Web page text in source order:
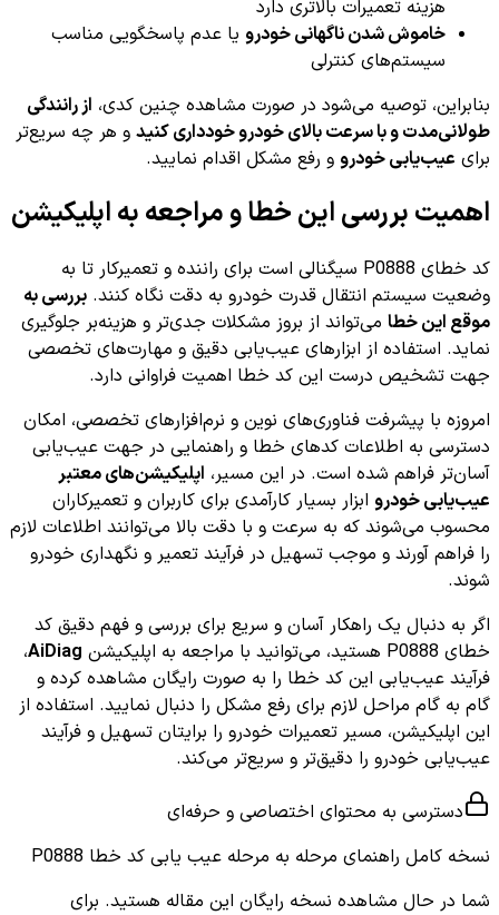
هزینه تعمیرات بالاتری دارد
خاموش شدن ناگهانی خودرو یا عدم پاسخگویی مناسب
سیستم‌های کنترلی
بنابراین، توصیه می‌شود در صورت مشاهده چنین کدی، از رانندگی
طولانی‌مدت و با سرعت بالای خودرو خودداری کنید و هر چه سریع‌تر
برای عیب‌یابی خودرو و رفع مشکل اقدام نمایید.
اهمیت بررسی این خطا و مراجعه به اپلیکیشن
کد خطای P0888 سیگنالی است برای راننده و تعمیرکار تا به
وضعیت سیستم انتقال قدرت خودرو به دقت نگاه کنند. بررسی به
موقع این خطا می‌تواند از بروز مشکلات جدی‌تر و هزینه‌بر جلوگیری
نماید. استفاده از ابزارهای عیب‌یابی دقیق و مهارت‌های تخصصی
جهت تشخیص درست این کد خطا اهمیت فراوانی دارد.
امروزه با پیشرفت فناوری‌های نوین و نرم‌افزارهای تخصصی، امکان
دسترسی به اطلاعات کدهای خطا و راهنمایی در جهت عیب‌یابی
آسان‌تر فراهم شده است. در این مسیر، اپلیکیشن‌های معتبر
عیب‌یابی خودرو ابزار بسیار کارآمدی برای کاربران و تعمیرکاران
محسوب می‌شوند که به سرعت و با دقت بالا می‌توانند اطلاعات لازم
را فراهم آورند و موجب تسهیل در فرآیند تعمیر و نگهداری خودرو
شوند.
اگر به دنبال یک راهکار آسان و سریع برای بررسی و فهم دقیق کد
خطای P0888 هستید، می‌توانید با مراجعه به اپلیکیشن
AiDiag،
فرآیند عیب‌یابی این کد خطا را به صورت رایگان مشاهده کرده و
گام به گام مراحل لازم برای رفع مشکل را دنبال نمایید. استفاده از
این اپلیکیشن، مسیر تعمیرات خودرو را برایتان تسهیل و فرآیند
عیب‌یابی خودرو را دقیق‌تر و سریع‌تر می‌کند.
دسترسی به محتوای اختصاصی و حرفه‌ای
نسخه کامل راهنمای مرحله به مرحله عیب یابی کد خطا P0888
شما در حال مشاهده نسخه رایگان این مقاله هستید. برای